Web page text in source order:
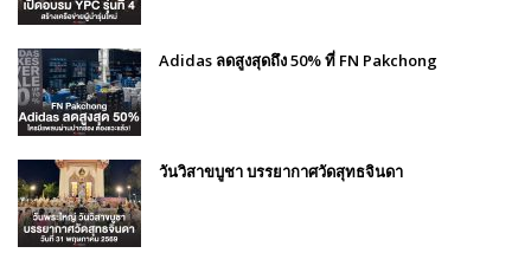
Adidas ลดสูงสุดถึง 50% ที่ FN Pakchong
วันวิสาขบูชา บรรยากาศวัดสุทธจินดา